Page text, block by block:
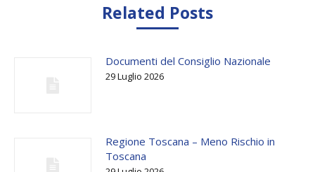
Related Posts
Documenti del Consiglio Nazionale
29 Luglio 2026
Regione Toscana – Meno Rischio in
Toscana